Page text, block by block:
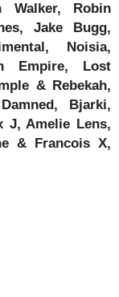
Walker, Robin
Jake Bugg,
Noisia,
Empire, Lost
& Rebekah,
Bjarki,
J, Amelie Lens,
& Francois X,